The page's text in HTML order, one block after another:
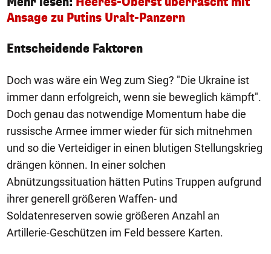
Ansage zu Putins Uralt-Panzern
Entscheidende Faktoren
Doch was wäre ein Weg zum Sieg? "Die Ukraine ist
immer dann erfolgreich, wenn sie beweglich kämpft".
Doch genau das notwendige Momentum habe die
russische Armee immer wieder für sich mitnehmen
und so die Verteidiger in einen blutigen Stellungskrieg
drängen können. In einer solchen
Abnützungssituation hätten Putins Truppen aufgrund
ihrer generell größeren Waffen- und
Soldatenreserven sowie größeren Anzahl an
Artillerie-Geschützen im Feld bessere Karten.